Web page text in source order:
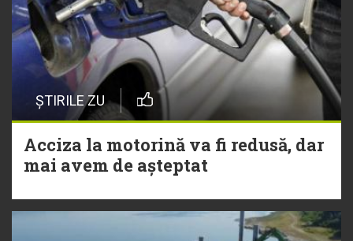
ȘTIRILE ZU
Acciza la motorină va fi redusă, dar
mai avem de așteptat